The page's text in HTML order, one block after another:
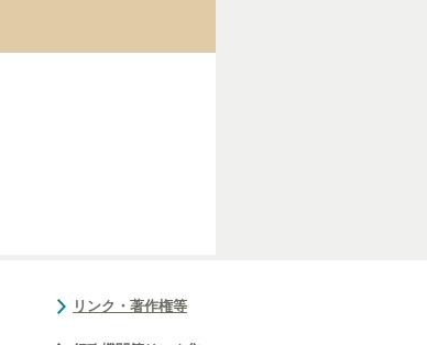
リンク・著作権等